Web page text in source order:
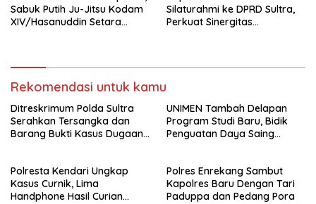
Sabuk Putih Ju-Jitsu Kodam
XIV/Hasanuddin Setara
Silaturahmi ke DPRD Sultra,
Perkuat Sinergitas
Rekomendasi untuk kamu
Ditreskrimum Polda Sultra
Serahkan Tersangka dan
Barang Bukti Kasus Dugaan
Kejaksaan
UNIMEN Tambah Delapan
Program Studi Baru, Bidik
Penguatan Daya Saing
Polresta Kendari Ungkap
Kasus Curnik, Lima
Handphone Hasil Curian
Polres Enrekang Sambut
Kapolres Baru Dengan Tari
Paduppa dan Pedang Pora